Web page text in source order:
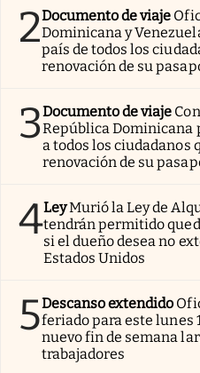
2Documento de viaje
Dominicana y
país de todos los
renovación de su
3Documento de viaje
República Dominicana
a todos los ciudadanos
renovación de su
4LeyMurió la Ley de
tendrán permitido
si el dueño desea no
Estados Unidos
5Descanso extendido
feriado para este lunes
nuevo fin de semana
trabajadores